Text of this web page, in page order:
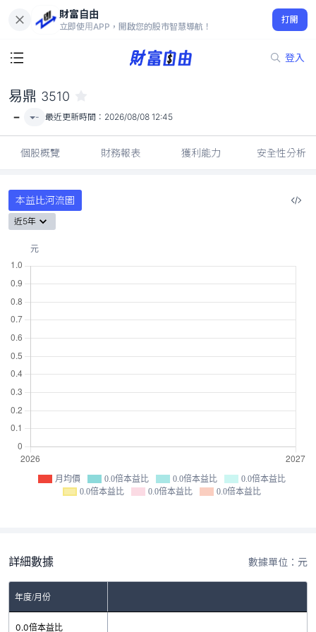
財富自由
立即使用APP，開啟您的股市智慧導航！
打開
登入
-
易鼎 3510
- - 最近更新時間： 2026/08/08 12:45
個股概覽 財務報表 獲利能力 安全性分析
本益比河流圖
近5年
月均價 0.0倍本益比 0.0倍本益比
0.0倍本益比
0.0倍本益比
0.0倍本益比 0.0倍本益比
詳細數據 數據單位：元
年度/月份
0.0倍本益比